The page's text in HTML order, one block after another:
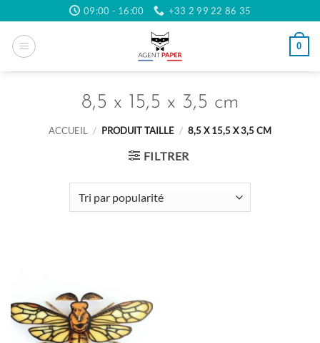
au
contenu
09:00 - 16:00 +33 2 99 22 86 35
0
8,5 x 15,5 x 3,5 cm
ACCUEIL / PRODUIT TAILLE / 8,5 X 15,5 X 3,5 CM
FILTRER